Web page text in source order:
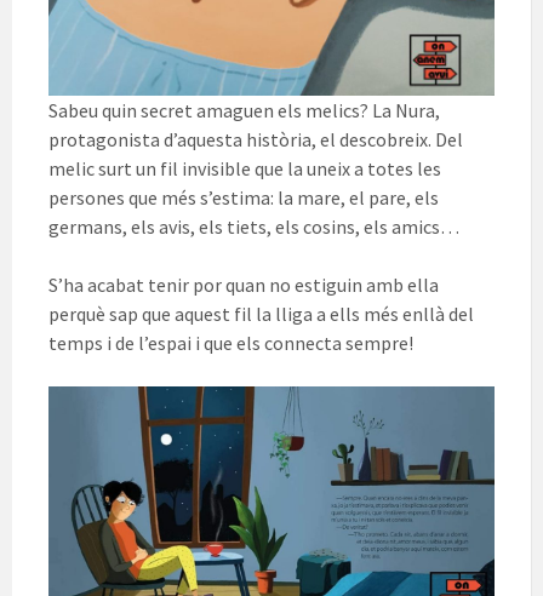
Sabeu quin secret amaguen els melics? La Nura,
protagonista d’aquesta història, el descobreix. Del
melic surt un fil invisible que la uneix a totes les
persones que més s’estima: la mare, el pare, els
germans, els avis, els tiets, els cosins, els amics…
S’ha acabat tenir por quan no estiguin amb ella
perquè sap que aquest fil la lliga a ells més enllà del
temps i de l’espai i que els connecta sempre!